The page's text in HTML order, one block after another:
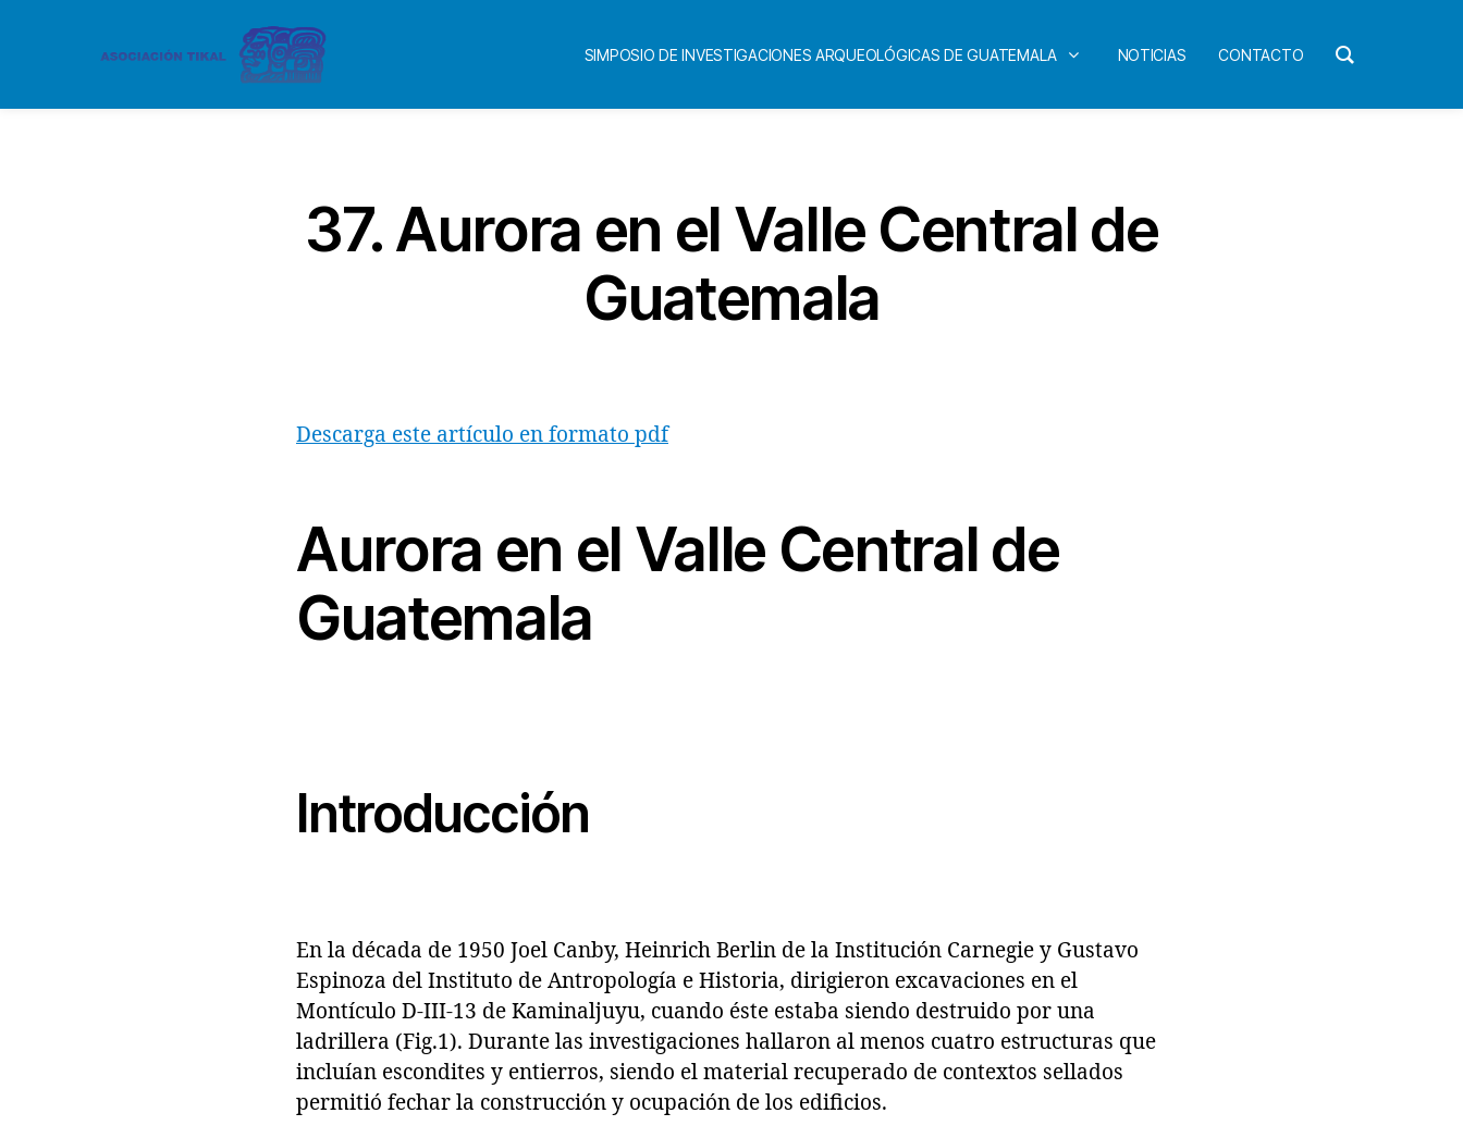
SIMPOSIO DE INVESTIGACIONES ARQUEOLÓGICAS DE GUATEMALA NOTICIAS CONTACTO
37. Aurora en el Valle Central de
Guatemala
Descarga este artículo en formato pdf
Aurora en el Valle Central de
Guatemala
Introducción
En la década de 1950 Joel Canby, Heinrich Berlin de la Institución Carnegie y Gustavo
Espinoza del Instituto de Antropología e Historia, dirigieron excavaciones en el
Montículo D-III-13 de Kaminaljuyu, cuando éste estaba siendo destruido por una
ladrillera (Fig.1). Durante las investigaciones hallaron al menos cuatro estructuras que
incluían escondites y entierros, siendo el material recuperado de contextos sellados
permitió fechar la construcción y ocupación de los edificios.